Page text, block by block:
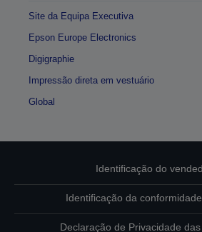
Site da Equipa Executiva
Epson Europe Electronics
Digigraphie
Impressão direta em vestuário
Global
Identificação do
Identificação da
Declaração de Privacidade